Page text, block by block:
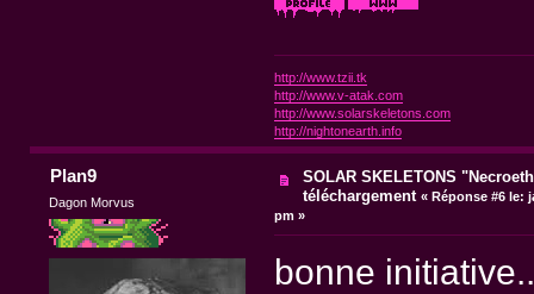
http://www.tzii.tk
http://www.v-atak.com
http://www.solarskeletons.com
http://nightonearth.info
Plan9
Dagon Morvus
SOLAR SKELETONS
téléchargement «Réponse #6 le:
pm »
bonne